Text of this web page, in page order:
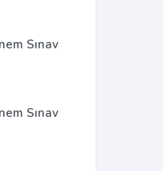
Sınav
Sınav